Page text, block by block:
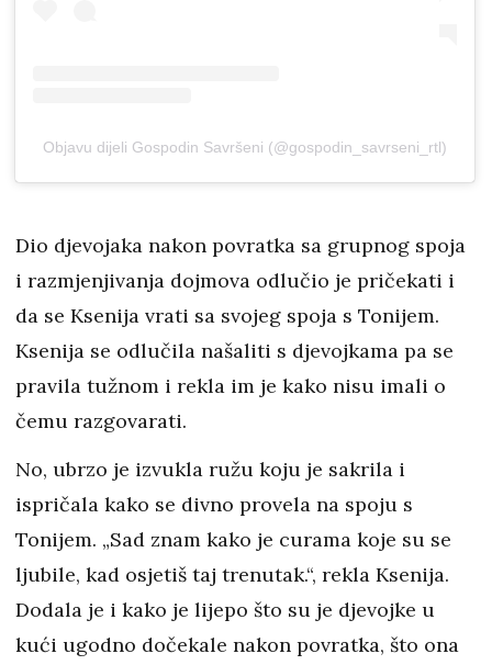
Objavu dijeli Gospodin Savršeni (@gospodin_savrseni_rtl)
Dio djevojaka nakon povratka sa grupnog spoja
i razmjenjivanja dojmova odlučio je pričekati i
da se Ksenija vrati sa svojeg spoja s Tonijem.
Ksenija se odlučila našaliti s djevojkama pa se
pravila tužnom i rekla im je kako nisu imali o
čemu razgovarati.
No, ubrzo je izvukla ružu koju je sakrila i
ispričala kako se divno provela na spoju s
Tonijem. „Sad znam kako je curama koje su se
ljubile, kad osjetiš taj trenutak.“, rekla Ksenija.
Dodala je i kako je lijepo što su je djevojke u
kući ugodno dočekale nakon povratka, što ona